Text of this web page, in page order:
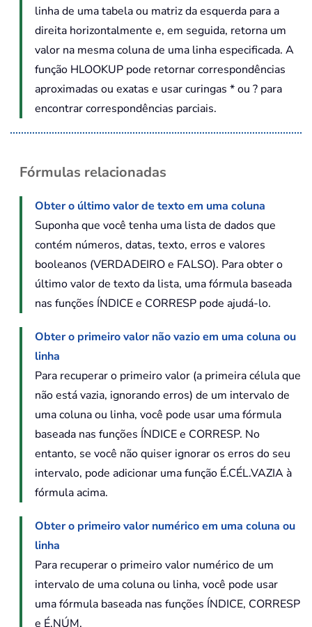
linha de uma tabela ou matriz da esquerda para a
direita horizontalmente e, em seguida, retorna um
valor na mesma coluna de uma linha especificada. A
função HLOOKUP pode retornar correspondências
aproximadas ou exatas e usar curingas * ou ? para
encontrar correspondências parciais.
Fórmulas relacionadas
Obter o último valor de texto em uma coluna
Suponha que você tenha uma lista de dados que
contém números, datas, texto, erros e valores
booleanos (VERDADEIRO e FALSO). Para obter o
último valor de texto da lista, uma fórmula baseada
nas funções ÍNDICE e CORRESP pode ajudá-lo.
Obter o primeiro valor não vazio em uma coluna ou
linha
Para recuperar o primeiro valor (a primeira célula que
não está vazia, ignorando erros) de um intervalo de
uma coluna ou linha, você pode usar uma fórmula
baseada nas funções ÍNDICE e CORRESP. No
entanto, se você não quiser ignorar os erros do seu
intervalo, pode adicionar uma função É.CÉL.VAZIA à
fórmula acima.
Obter o primeiro valor numérico em uma coluna ou
linha
Para recuperar o primeiro valor numérico de um
intervalo de uma coluna ou linha, você pode usar
uma fórmula baseada nas funções ÍNDICE, CORRESP
e É.NÚM.